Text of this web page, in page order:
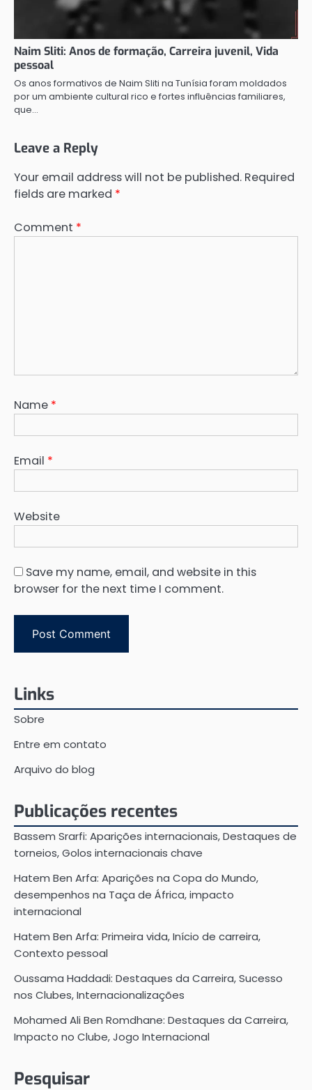
Naim Sliti: Anos de formação, Carreira juvenil, Vida
pessoal
Os anos formativos de Naim Sliti na Tunísia foram moldados
por um ambiente cultural rico e fortes influências familiares,
que…
Leave a Reply
Your email address will not be published. Required
fields are marked *
Comment *
Name *
Email *
Website
Save my name, email, and website in this
browser for the next time I comment.
Links
Sobre
Entre em contato
Arquivo do blog
Publicações recentes
Bassem Srarfi: Aparições internacionais, Destaques de
torneios, Golos internacionais chave
Hatem Ben Arfa: Aparições na Copa do Mundo,
desempenhos na Taça de África, impacto
internacional
Hatem Ben Arfa: Primeira vida, Início de carreira,
Contexto pessoal
Oussama Haddadi: Destaques da Carreira, Sucesso
nos Clubes, Internacionalizações
Mohamed Ali Ben Romdhane: Destaques da Carreira,
Impacto no Clube, Jogo Internacional
Pesquisar